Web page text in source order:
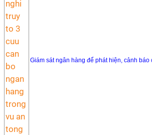
Giám sát ngân hàng để phát hiện, cảnh báo